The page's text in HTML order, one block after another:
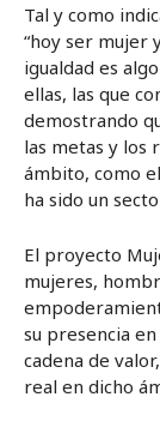
Tal y como
“hoy ser mujer
igualdad es
ellas, las que
demostrando
las metas y los
ámbito, como
ha sido un
El proyecto
mujeres,
su presencia
cadena de
real en dicho